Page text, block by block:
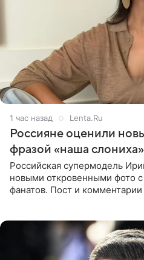
1 час назад Lenta.Ru
Россияне оценили
фразой «наша слониха»
Российская супермодель
новыми откровенными фото
фанатов. Пост и